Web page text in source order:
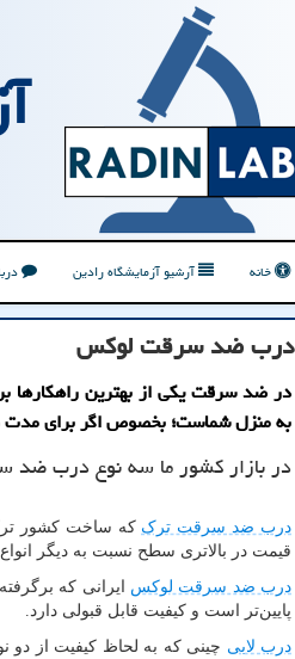
خانه آرشیو آزمایشگاه رادین
درب ضد سرقت لوكس
در ضد سرقت یكی از بهترین راهكارها
به منزل شماست؛ بخصوص اگر برای مدت
در بازار کشور ما سه نوع درب
درب ضد سرقت ترک که ساخت کشور
قیمت در بالاتری سطح نسبت به دیگر انواع
درب ضد سرقت لوکس ایرانی که
پایین‌تر است و کیفیت قابل قبولی دارد.
درب لابی چینی که به لحاظ کیفیت از دو